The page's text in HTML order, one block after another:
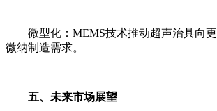
微型化：MEMS技术推动超声治具向更
微纳制造需求。
五、未来市场展望